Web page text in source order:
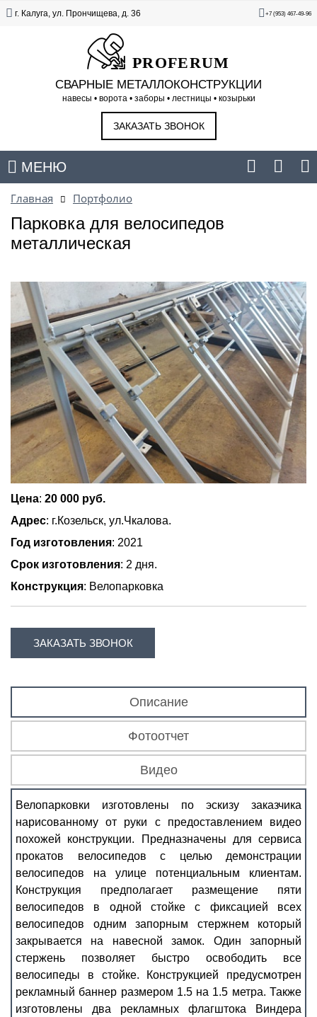
г. Калуга, ул. Прончищева, д. 36 +7 (953) 467-49-96
PROFERUM
СВАРНЫЕ МЕТАЛЛОКОНСТРУКЦИИ
навесы • ворота • заборы • лестницы • козырьки
ЗАКАЗАТЬ ЗВОНОК
МЕНЮ
Главная Портфолио
Парковка для велосипедов
металлическая
Цена: 20 000 руб.
Адрес: г.Козельск, ул.Чкалова.
Год изготовления: 2021
Срок изготовления: 2 дня.
Конструкция: Велопарковка
ЗАКАЗАТЬ ЗВОНОК
Описание
Фотоотчет
Видео
Велопарковки изготовлены по эскизу заказчика
нарисованному от руки с предоставлением видео
похожей конструкции. Предназначены для сервиса
прокатов велосипедов с целью демонстрации
велосипедов на улице потенциальным клиентам.
Конструкция предполагает размещение пяти
велосипедов в одной стойке с фиксацией всех
велосипедов одним запорным стержнем который
закрывается на навесной замок. Один запорный
стержень позволяет быстро освободить все
велосипеды в стойке. Конструкцией предусмотрен
рекламный баннер размером 1.5 на 1.5 метра. Также
изготовлены два рекламных флагштока Виндера